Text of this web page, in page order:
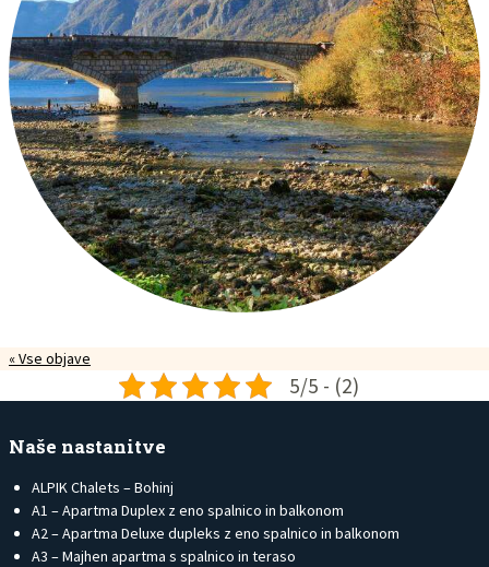
« Vse objave
5/5 - (2)
Naše nastanitve
ALPIK Chalets – Bohinj
A1 – Apartma Duplex z eno spalnico in balkonom
A2 – Apartma Deluxe dupleks z eno spalnico in balkonom
A3 – Majhen apartma s spalnico in teraso